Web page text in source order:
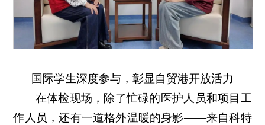
国际学生深度参与，彰显自贸港开放活力
在体检现场，除了忙碌的医护人员和项目工
作人员，还有一道格外温暖的身影——来自科特